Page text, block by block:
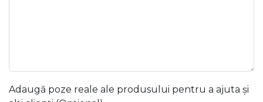
Adaugă poze reale ale produsului pentru a ajuta și